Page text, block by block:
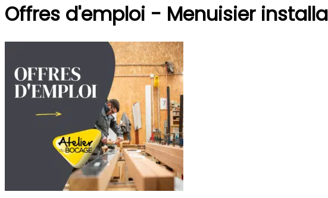
Offres d'emploi - Menuisier